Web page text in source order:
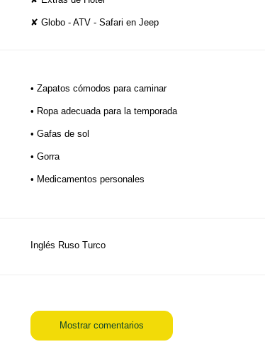
✘ Globo - ATV - Safari en Jeep
• Zapatos cómodos para caminar
• Ropa adecuada para la temporada
• Gafas de sol
• Gorra
• Medicamentos personales
Inglés Ruso Turco
Mostrar comentarios